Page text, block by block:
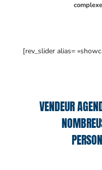
[rev_slider alias=
VENDEUR